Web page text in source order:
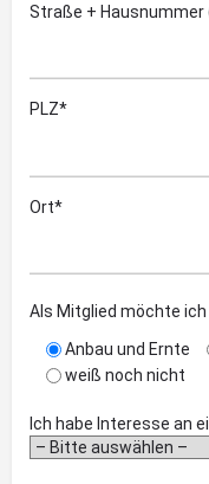
Straße + Hausnummer
PLZ*
Ort*
Als Mitglied möchte
Anbau und Ernte
weiß noch nicht
Ich habe Interesse an